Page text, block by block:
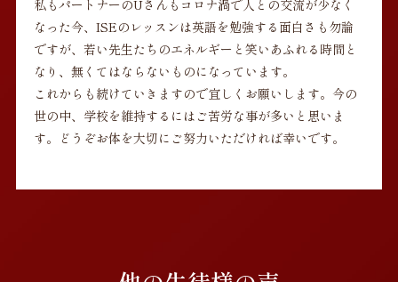
私もパートナーのUさんもコロナ渦で人との交流が少なく
なった今、ISEのレッスンは英語を勉強する面白さも勿論
ですが、若い先生たちのエネルギーと笑いあふれる時間と
なり、無くてはならないものになっています。
これからも続けていきますので宜しくお願いします。今の
世の中、学校を維持するにはご苦労な事が多いと思いま
す。どうぞお体を大切にご努力いただければ幸いです。